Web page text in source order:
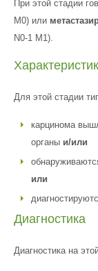
При этой стадии
M0) или
N0-1 M1).
Для этой стадии
карцинома
органы и/или
или
Диагностика
Диагностика на